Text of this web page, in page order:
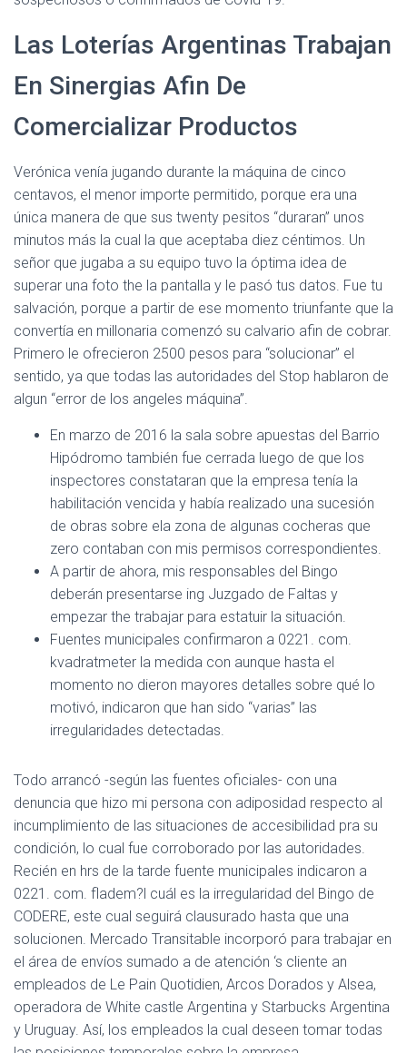
Las Loterías Argentinas Trabajan
En Sinergias Afin De
Comercializar Productos
Verónica venía jugando durante la máquina de cinco
centavos, el menor importe permitido, porque era una
única manera de que sus twenty pesitos “duraran” unos
minutos más la cual la que aceptaba diez céntimos. Un
señor que jugaba a su equipo tuvo la óptima idea de
superar una foto the la pantalla y le pasó tus datos. Fue tu
salvación, porque a partir de ese momento triunfante que la
convertía en millonaria comenzó su calvario afin de cobrar.
Primero le ofrecieron 2500 pesos para “solucionar” el
sentido, ya que todas las autoridades del Stop hablaron de
algun “error de los angeles máquina”.
En marzo de 2016 la sala sobre apuestas del Barrio
Hipódromo también fue cerrada luego de que los
inspectores constataran que la empresa tenía la
habilitación vencida y había realizado una sucesión
de obras sobre ela zona de algunas cocheras que
zero contaban con mis permisos correspondientes.
A partir de ahora, mis responsables del Bingo
deberán presentarse ing Juzgado de Faltas y
empezar the trabajar para estatuir la situación.
Fuentes municipales confirmaron a 0221. com.
kvadratmeter la medida con aunque hasta el
momento no dieron mayores detalles sobre qué lo
motivó, indicaron que han sido “varias” las
irregularidades detectadas.
Todo arrancó -según las fuentes oficiales- con una
denuncia que hizo mi persona con adiposidad respecto al
incumplimiento de las situaciones de accesibilidad pra su
condición, lo cual fue corroborado por las autoridades.
Recién en hrs de la tarde fuente municipales indicaron a
0221. com. fladem?l cuál es la irregularidad del Bingo de
CODERE, este cual seguirá clausurado hasta que una
solucionen. Mercado Transitable incorporó para trabajar en
el área de envíos sumado a de atención ‘s cliente an
empleados de Le Pain Quotidien, Arcos Dorados y Alsea,
operadora de White castle Argentina y Starbucks Argentina
y Uruguay. Así, los empleados la cual deseen tomar todas